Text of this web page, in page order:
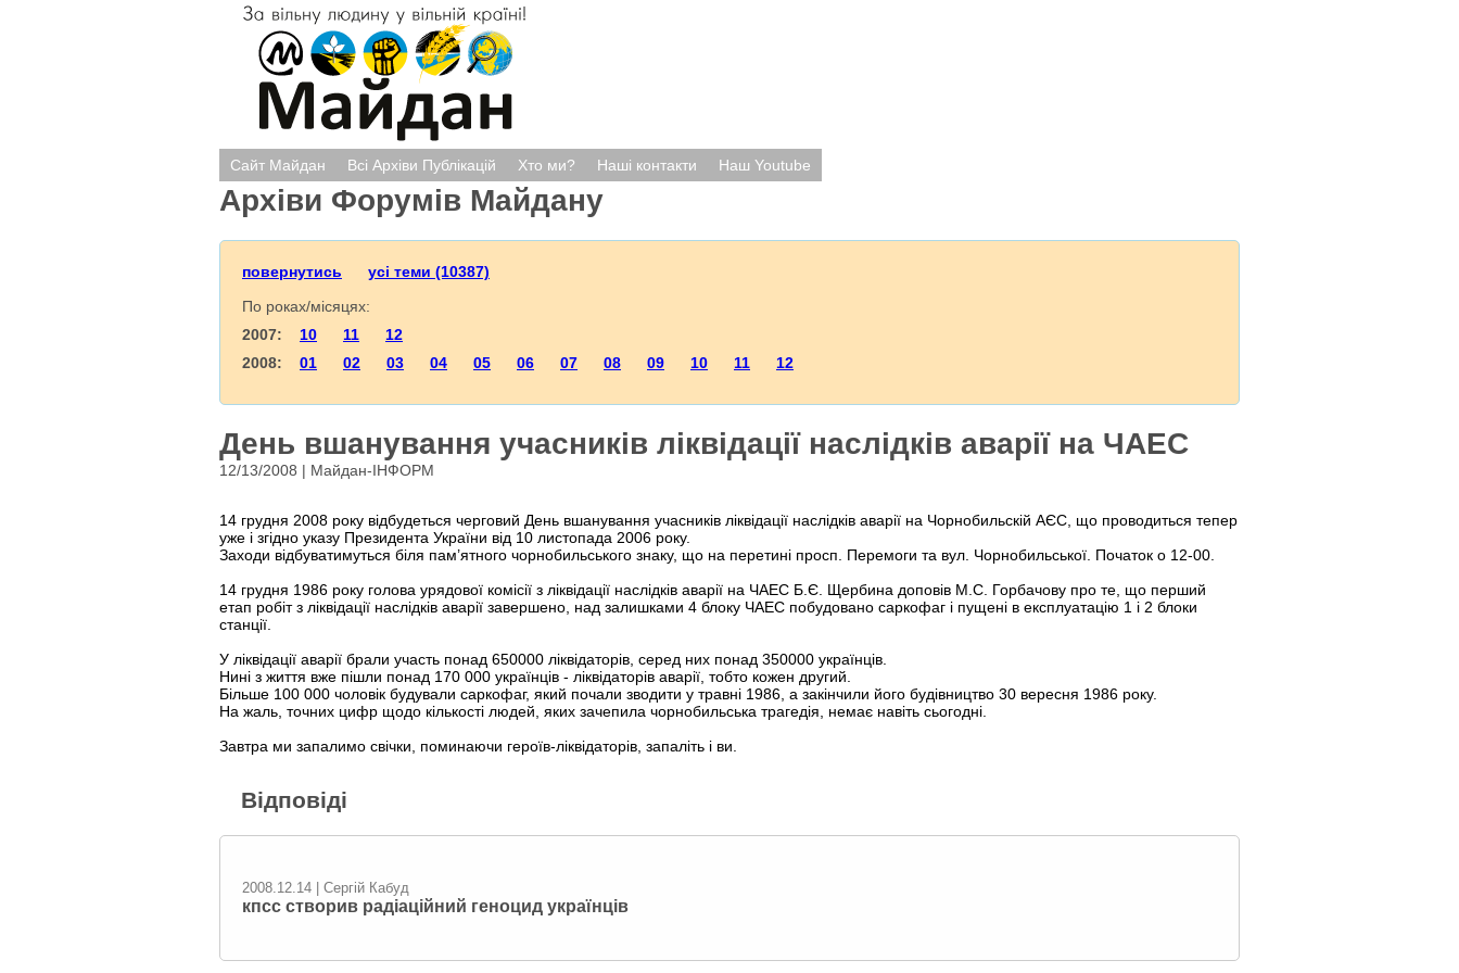
Сайт Майдан Всі Архіви Публікацій Хто ми? Наші контакти Наш Youtube
Архіви Форумів Майдану
повернутись
усі теми (10387)
По роках/місяцях:
2007: 10 11
12
2008: 01 02 03 04 05 06 07 08 09 10 11 12
День вшанування учасників ліквідації наслідків аварії на ЧАЕС
12/13/2008 | Майдан-ІНФОРМ
14 грудня 2008 року відбудеться черговий День вшанування учасників ліквідації наслідків аварії на Чорнобильскій АЄС, що проводиться тепер
уже і згідно указу Президента України від 10 листопада 2006 року.
Заходи відбуватимуться біля пам’ятного чорнобильського знаку, що на перетині просп. Перемоги та вул. Чорнобильської. Початок о 12-00.
14 грудня 1986 року голова урядової комісії з ліквідації наслідків аварії на ЧАЕС Б.Є. Щербина доповів М.С. Горбачову про те, що перший
етап робіт з ліквідації наслідків аварії завершено, над залишками 4 блоку ЧАЕС побудовано саркофаг і пущені в експлуатацію 1 і 2 блоки
станції.
У ліквідації аварії брали участь понад 650000 ліквідаторів, серед них понад 350000 українців.
Нині з життя вже пішли понад 170 000 українців - ліквідаторів аварії, тобто кожен другий.
Більше 100 000 чоловік будували саркофаг, який почали зводити у травні 1986, а закінчили його будівництво 30 вересня 1986 року.
На жаль, точних цифр щодо кількості людей, яких зачепила чорнобильська трагедія, немає навіть сьогодні.
Завтра ми запалимо свічки, поминаючи героїв-ліквідаторів, запаліть і ви.
Відповіді
2008.12.14 | Сергій Кабуд
кпсс створив радіаційний геноцид українців